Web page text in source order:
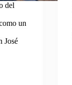
del
un
José